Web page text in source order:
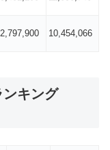
2,797,900 10,454,066
キング